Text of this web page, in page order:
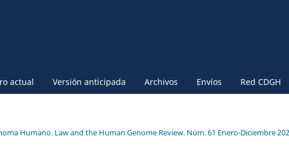
actual Versión anticipada Archivos Envíos Red CDGH
Humano. Law and the Human Genome Review. Núm. 61 Enero-Diciembre